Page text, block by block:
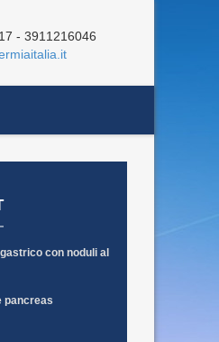
- 3911216046
con noduli al
pancreas